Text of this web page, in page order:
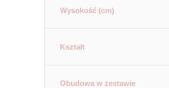
Wysokość (cm)
Kształt
Obudowa w zestawie